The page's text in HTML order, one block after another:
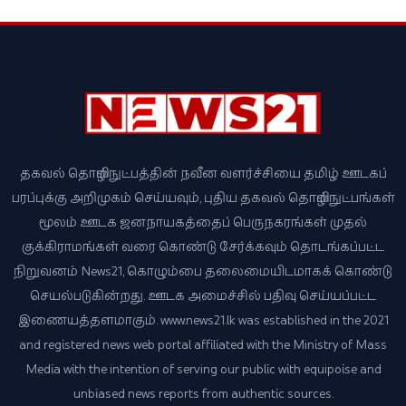
தகவல் தொழில்நுட்பத்தின் நவீன வளர்ச்சியை தமிழ் ஊடகப்
பரப்புக்கு அறிமுகம் செய்யவும், புதிய தகவல் தொழில்நுட்பங்கள்
மூலம் ஊடக ஜனநாயகத்தைப் பெருநகரங்கள் முதல்
குக்கிராமங்கள் வரை கொண்டு சேர்க்கவும் தொடங்கப்பட்ட
நிறுவனம் News21, கொழும்பை தலைமையிடமாகக் கொண்டு
செயல்படுகின்றது. ஊடக அமைச்சில் பதிவு செய்யப்பட்ட
இணையத்தளமாகும். www.news21.lk was established in the 2021
and registered news web portal affiliated with the Ministry of Mass
Media with the intention of serving our public with equipoise and
unbiased news reports from authentic sources.